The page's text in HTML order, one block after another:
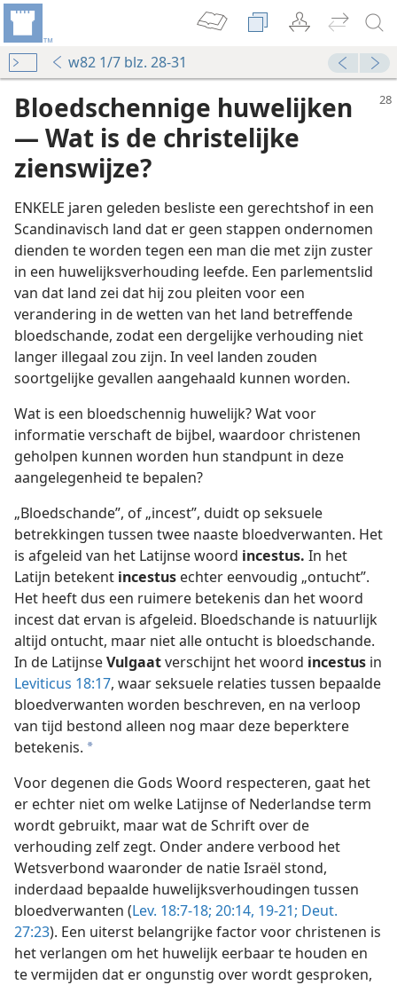
w82 1/7 blz. 28-31
Bloedschennige huwelijken
— Wat is de christelijke
zienswijze?
ENKELE jaren geleden besliste een gerechtshof in een
Scandinavisch land dat er geen stappen ondernomen
dienden te worden tegen een man die met zijn zuster
in een huwelijksverhouding leefde. Een parlementslid
van dat land zei dat hij zou pleiten voor een
verandering in de wetten van het land betreffende
bloedschande, zodat een dergelijke verhouding niet
langer illegaal zou zijn. In veel landen zouden
soortgelijke gevallen aangehaald kunnen worden.
Wat is een bloedschennig huwelijk? Wat voor
informatie verschaft de bijbel, waardoor christenen
geholpen kunnen worden hun standpunt in deze
aangelegenheid te bepalen?
„Bloedschande”, of „incest”, duidt op seksuele
betrekkingen tussen twee naaste bloedverwanten. Het
is afgeleid van het Latijnse woord incestus. In het
Latijn betekent incestus echter eenvoudig „ontucht”.
Het heeft dus een ruimere betekenis dan het woord
incest dat ervan is afgeleid. Bloedschande is natuurlijk
altijd ontucht, maar niet alle ontucht is bloedschande.
In de LatijnseVulgaatverschijnt het woord incestus in
Leviticus 18:17, waar seksuele relaties tussen bepaalde
bloedverwanten worden beschreven, en na verloop
van tijd bestond alleen nog maar deze beperktere
betekenis. a
Voor degenen die Gods Woord respecteren, gaat het
er echter niet om welke Latijnse of Nederlandse term
wordt gebruikt, maar wat de Schrift over de
verhouding zelf zegt. Onder andere verbood het
Wetsverbond waaronder de natie Israël stond,
inderdaad bepaalde huwelijksverhoudingen tussen
bloedverwanten (Lev. 18:7-18; 20:14, 19-21; Deut.
27:23). Een uiterst belangrijke factor voor christenen is
het verlangen om het huwelijk eerbaar te houden en
te vermijden dat er ongunstig over wordt gesproken,